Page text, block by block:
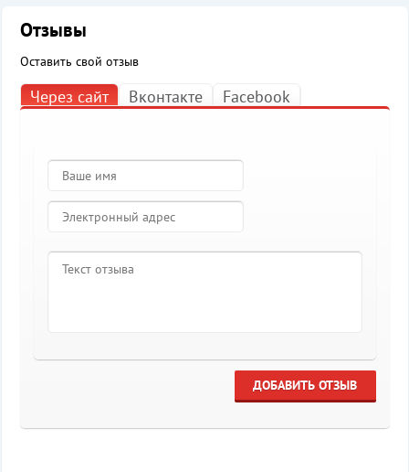
Отзывы
Оставить свой отзыв
Через сайт Вконтакте Facebook
ДОБАВИТЬ ОТЗЫВ